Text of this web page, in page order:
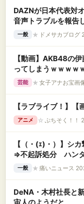
DAZNが日本代表対
音声トラブルを報
一般 ★ ドメサカブロ
【動画】AKB48の
ってしまうｗｗｗｗ
芸能 ★ 女子アナお宝画
【ラブライブ！】【
アニメ ☆ ぷちそく！！
【（・(ｪ)・）】シ
⇒不起訴処分 ハンタ
安心」鉢合わせし発
一般 ★ 痛いニュース
DeNA・木村社長と